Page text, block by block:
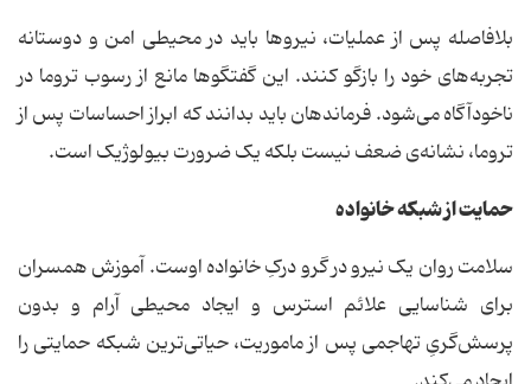
بلافاصله پس از عملیات، نیروها باید در محیطی امن و دوستانه
تجربه‌های خود را بازگو کنند. این گفتگوها مانع از رسوب تروما در
ناخودآگاه می‌شود. فرماندهان باید بدانند که ابراز احساسات پس از
تروما، نشانه‌ی ضعف نیست بلکه یک ضرورت بیولوژیک است.
حمایت از شبکه خانواده
سلامت روان یک نیرو در گرو درکِ خانواده اوست. آموزش همسران
برای شناسایی علائم استرس و ایجاد محیطی آرام و بدون
پرسش‌گریِ تهاجمی پس از ماموریت، حیاتی‌ترین شبکه حمایتی را